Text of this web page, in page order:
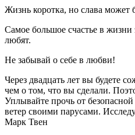
Жизнь коротка, но слава
Самое большое счастье в жизни
любят.
Не забывай о себе в любви!
Через двадцать лет вы будете
чем о том, что вы сделали.
Уплывайте прочь от
ветер своими парусами.
Марк Твен